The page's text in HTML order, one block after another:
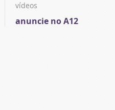
vídeos
anuncie no A12